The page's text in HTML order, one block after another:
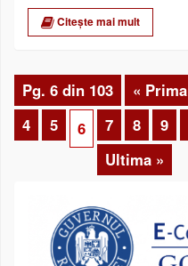
Citește mai mult
Pg. 6 din 103 « Prima
4
5 6 7 8 9
Ultima »